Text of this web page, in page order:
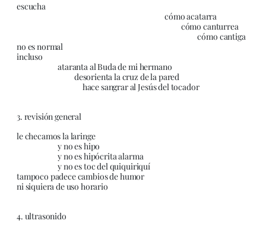
escucha
cómo acatarra
cómo canturrea
cómo cantiga
no es normal
incluso
ataranta al Buda de mi hermano
desorienta la cruz de la pared
hace sangrar al Jesús del tocador
3. revisión general
le checamos la laringe
y no es hipo
y no es hipócrita alarma
y no es toc del quiquiriquí
tampoco padece cambios de humor
ni siquiera de uso horario
4. ultrasonido